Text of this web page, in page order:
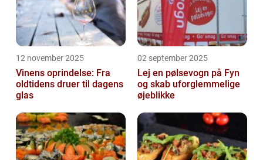
12 november 2025
Vinens oprindelse: Fra
oldtidens druer til dagens
glas
02 september 2025
Lej en pølsevogn på Fyn
og skab uforglemmelige
øjeblikke